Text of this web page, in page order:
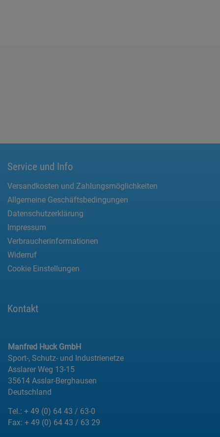
Service und Info
Versandkosten und Zahlungsmöglichkeiten
Allgemeine Geschäftsbedingungen
Datenschutzerklärung
Impressum
Verbraucherinformationen
Widerruf
Cookie Einstellungen
Kontakt
Manfred Huck GmbH
Sport-, Schutz- und Industrienetze
Asslarer Weg 13-15
35614 Asslar-Berghausen
Deutschland
Tel.: + 49 (0) 64 43 / 63-0
Fax: + 49 (0) 64 43 / 63 29